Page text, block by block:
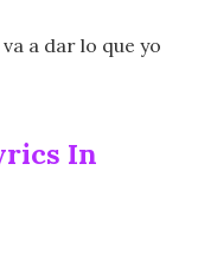
a dar lo que yo
In